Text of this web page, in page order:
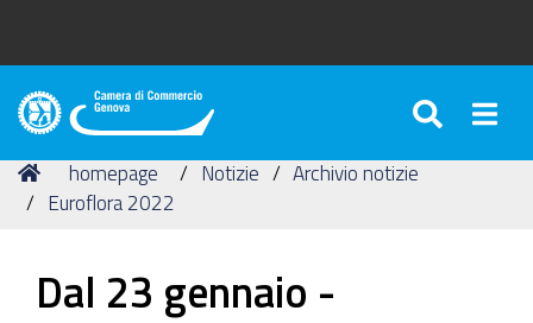
Camera
Commercio
di
Tu
sei
Home
homepage Notizie
Archivio notizie
Euroflora 2022
Dal 23 gennaio -